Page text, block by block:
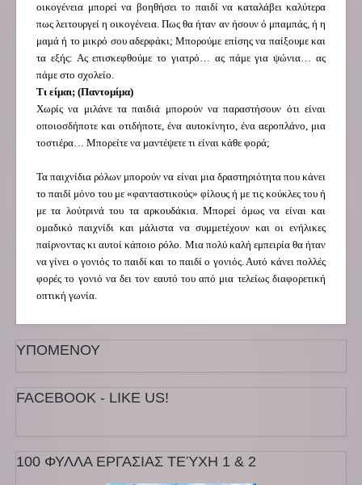
οικογένεια μπορεί να βοηθήσει το παιδί να καταλάβει καλύτερα
πως λειτουργεί η οικογένεια. Πως θα ήταν αν ήσουν ό μπαμπάς, ή η
μαμά ή το μικρό σου αδερφάκι; Μπορούμε επίσης να παίξουμε και
τα εξής: Ας επισκεφθούμε το γιατρό… ας πάμε για ψώνια… ας
πάμε στο σχολείο.
Τι είμαι; (Παντομίμα)
Χωρίς να μιλάνε τα παιδιά μπορούν να παραστήσουν ότι είναι
οποιοσδήποτε και οτιδήποτε, ένα αυτοκίνητο, ένα αεροπλάνο, μια
τοστιέρα… Μπορείτε να μαντέψετε τι είναι κάθε φορά;
Τα παιχνίδια ρόλων μπορούν να είναι μια δραστηριότητα που κάνει
το παιδί μόνο του με «φανταστικούς» φίλους ή με τις κούκλες του ή
με τα λούτρινά του τα αρκουδάκια. Μπορεί όμως να είναι και
ομαδικό παιχνίδι και μάλιστα να συμμετέχουν και οι ενήλικες
παίρνοντας κι αυτοί κάποιο ρόλο. Μια πολύ καλή εμπειρία θα ήταν
να γίνει ο γονιός το παιδί και το παιδί ο γονιός. Αυτό κάνει πολλές
φορές το γονιό να δει τον εαυτό του από μια τελείως διαφορετική
οπτική γωνία.
ΥΠΟΜΕΝΟΥ
FACEBOOK - LIKE US!
100 ΦΥΛΛΑ ΕΡΓΑΣΙΑΣ ΤΕΎΧΗ 1 & 2